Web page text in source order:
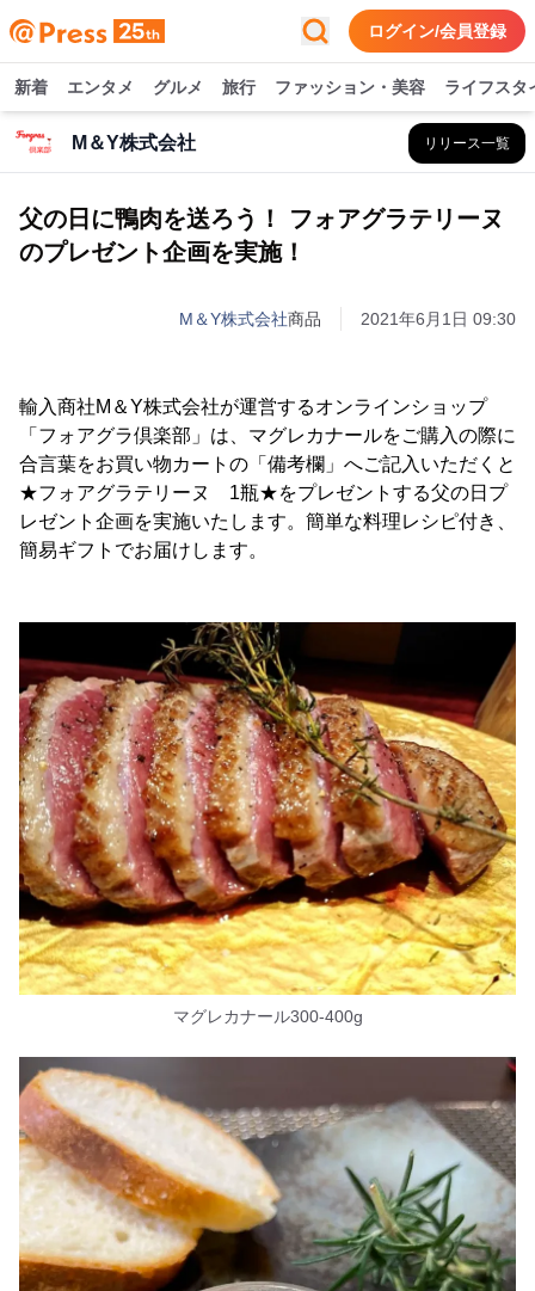
ログイン/会員登録
新着 エンタメ グルメ 旅行 ファッション・美容 ライフスタ
M＆Y株式会社 リリース一覧
父の日に鴨肉を送ろう！ フォアグラテリーヌ
のプレゼント企画を実施！
M＆Y株式会社商品 2021年6月1日 09:30
輸入商社M＆Y株式会社が運営するオンラインショップ
「フォアグラ倶楽部」は、マグレカナールをご購入の際に
合言葉をお買い物カートの「備考欄」へご記入いただくと
★フォアグラテリーヌ 1瓶★をプレゼントする父の日プ
レゼント企画を実施いたします。簡単な料理レシピ付き、
簡易ギフトでお届けします。
マグレカナール300-400g